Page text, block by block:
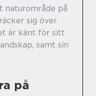
naturområde på
sig över
är känt för sitt
samt sin
på